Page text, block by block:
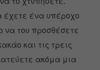
έχετε ένα υπέροχο
να του προσθέσετε
και τις τρεις
ακόμα μια